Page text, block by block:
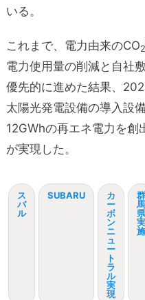
いる。
これまで、電力由来のCO2
電力使用量の削減と自社
優先的に進めた結果、
太陽光発電設備の導入設
12GWhの再エネ電力を
が実現した。
ス
バ
ル
SUBARU
カ
ー
ボ
ン
ニ
ュ
ー
ト
ラ
ル
実
現
群
馬
県
実
施